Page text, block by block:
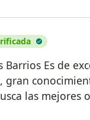
Barrios Es de
gran
las mejores